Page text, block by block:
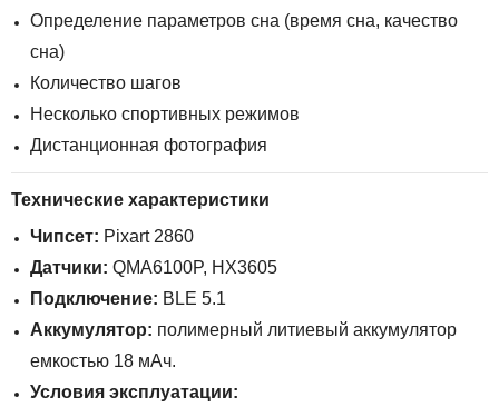
Определение параметров сна (время сна, качество
сна)
Количество шагов
Несколько спортивных режимов
Дистанционная фотография
Технические характеристики
Чипсет: Pixart 2860
Датчики: QMA6100P, HX3605
Подключение: BLE 5.1
Аккумулятор: полимерный литиевый аккумулятор
емкостью 18 мАч.
Условия эксплуатации: